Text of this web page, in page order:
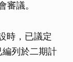
議。
時，已議定
列於二期計